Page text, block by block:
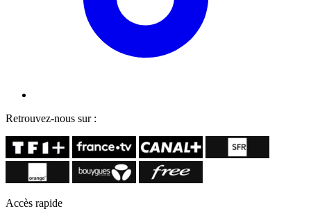
Retrouvez-nous sur :
Accès rapide